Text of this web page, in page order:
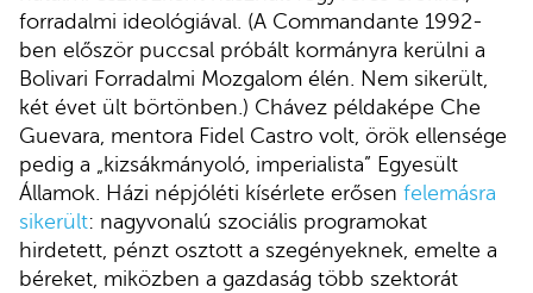
forradalmi ideológiával. (A Commandante 1992-
ben először puccsal próbált kormányra kerülni a
Bolivari Forradalmi Mozgalom élén. Nem sikerült,
két évet ült börtönben.) Chávez példaképe Che
Guevara, mentora Fidel Castro volt, örök ellensége
pedig a „kizsákmányoló, imperialista” Egyesült
Államok. Házi népjóléti kísérlete erősen felemásra
sikerült: nagyvonalú szociális programokat
hirdetett, pénzt osztott a szegényeknek, emelte a
béreket, miközben a gazdaság több szektorát